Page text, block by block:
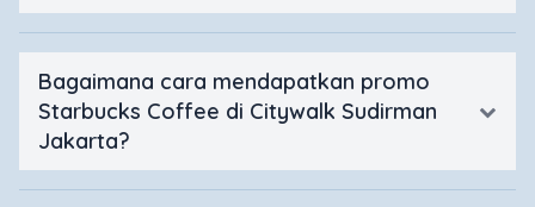
Bagaimana cara mendapatkan promo
Starbucks Coffee di Citywalk Sudirman
Jakarta?